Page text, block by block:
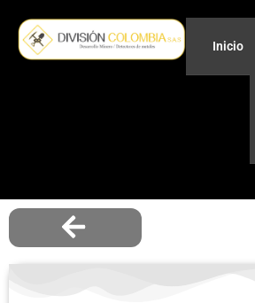
Inicio